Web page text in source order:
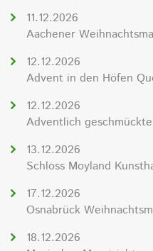
11.12.2026
Aachener
12.12.2026
Advent in den Höfen
12.12.2026
Adventlich
13.12.2026
Schloss Moyland
17.12.2026
Osnabrück
18.12.2026